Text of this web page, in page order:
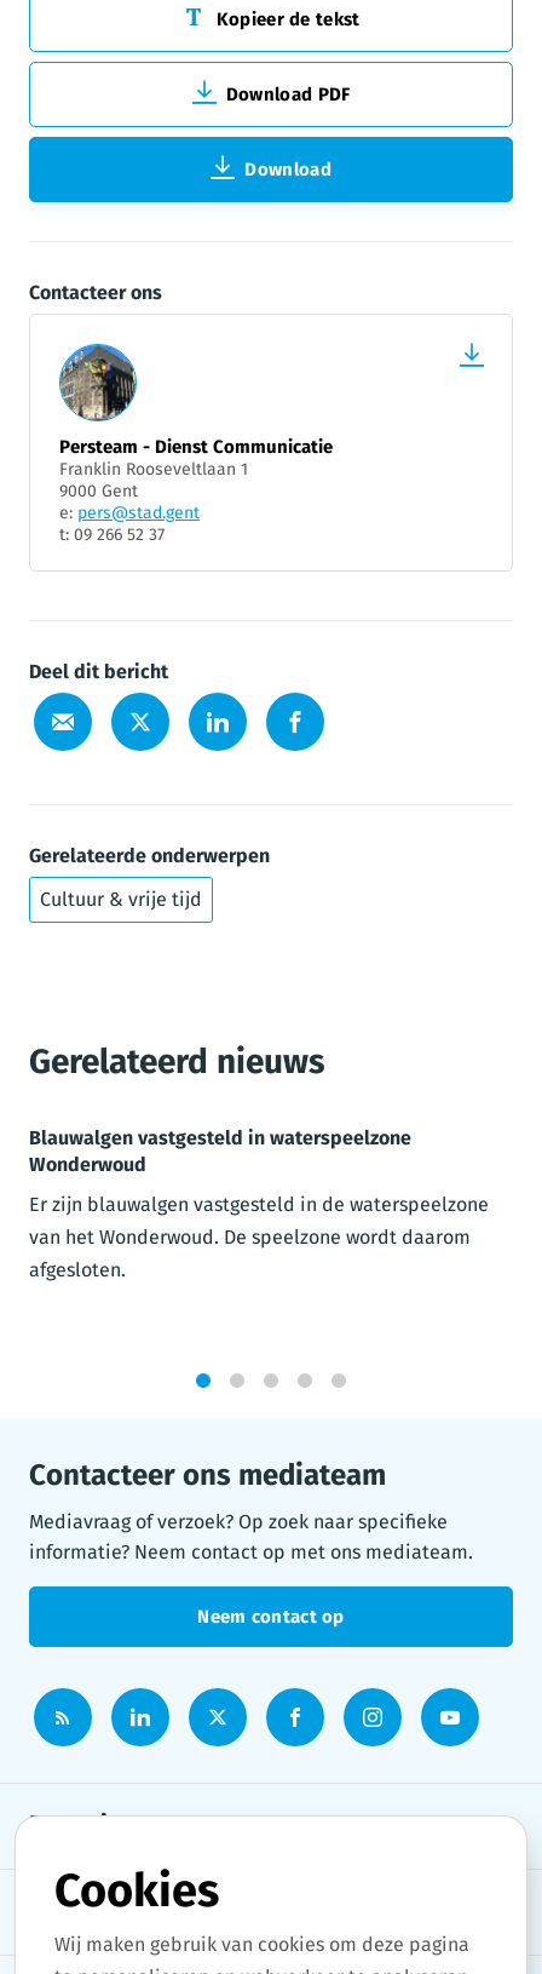
Kopieer de tekst
Download PDF
Download
Contacteer ons
Persteam - Dienst Communicatie
Franklin Rooseveltlaan 1
9000 Gent
e: pers@stad.gent
t: 09 266 52 37
Deel dit bericht
Gerelateerde onderwerpen
Cultuur & vrije tijd
Gerelateerd nieuws
Blauwalgen vastgesteld in waterspeelzone
Wonderwoud
Er zijn blauwalgen vastgesteld in de waterspeelzone
van het Wonderwoud. De speelzone wordt daarom
afgesloten.
Contacteer ons mediateam
Mediavraag of verzoek? Op zoek naar specifieke
informatie? Neem contact op met ons mediateam.
Neem contact op
Persruimte
Onderwerpen
Cookies
Wij maken gebruik van cookies om deze pagina